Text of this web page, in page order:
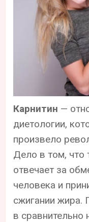
Карнитин —
диетологии,
произвело
Дело в том, что
отвечает за
человека и
сжигании жира.
в